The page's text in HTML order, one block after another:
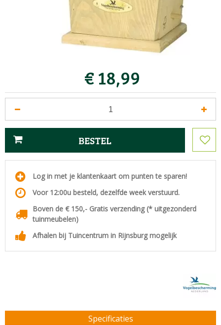
€18,99
Log in met je klantenkaart om punten te sparen!
Voor 12:00u besteld, dezelfde week verstuurd.
Boven de € 150,- Gratis verzending (* uitgezonderd
tuinmeubelen)
Afhalen bij Tuincentrum in Rijnsburg mogelijk
Specificaties